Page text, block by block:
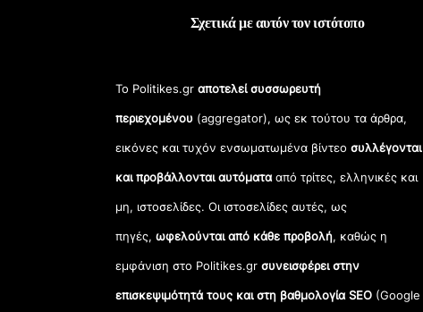
Σχετικά με αυτόν τον ιστότοπο
Το Politikes.grαποτελεί συσσωρευτή
περιεχομένου (aggregator), ως εκ τούτου τα άρθρα,
εικόνες και τυχόν ενσωματωμένα βίντεοσυλλέγονται
και προβάλλονται αυτόματααπό τρίτες, ελληνικές και
μη, ιστοσελίδες. Οι ιστοσελίδες αυτές, ως
πηγές,ωφελούνται από κάθε προβολή, καθώς η
εμφάνιση στο Politikes.gr συνεισφέρει στην
επισκεψιμότητά τους και στη βαθμολογία SEO (Google